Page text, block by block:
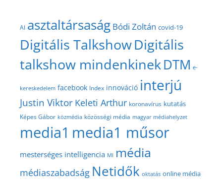
AI asztaltársaság Bódi Zoltán covid-19
Digitális TalkshowDigitális
talkshow mindenkinekDTM e-
kereskedelem facebook Index innováció interjú
Justin Viktor Keleti Arthur koronavírus kutatás
Képes Gábor közmédia közösségi média magyar médiahelyzet
media1 media1 műsor
mesterséges intelligencia MI média
médiaszabadság Netidők oktatás online média